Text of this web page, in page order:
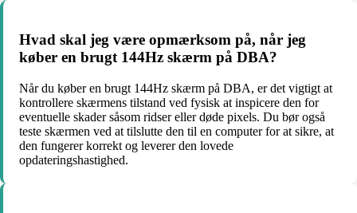
Hvad skal jeg være opmærksom på, når jeg
køber en brugt 144Hz skærm på DBA?
Når du køber en brugt 144Hz skærm på DBA, er det vigtigt at
kontrollere skærmens tilstand ved fysisk at inspicere den for
eventuelle skader såsom ridser eller døde pixels. Du bør også
teste skærmen ved at tilslutte den til en computer for at sikre, at
den fungerer korrekt og leverer den lovede
opdateringshastighed.